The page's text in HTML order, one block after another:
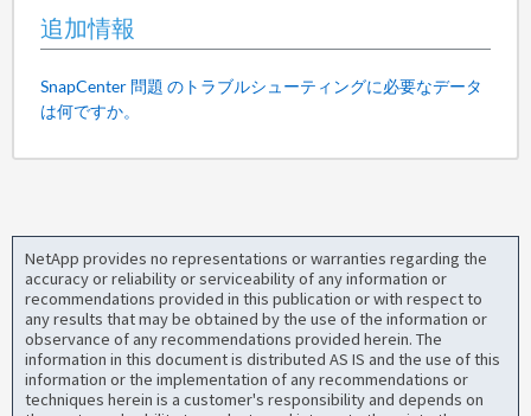
追加情報
SnapCenter 問題 のトラブルシューティングに必要なデータ
は何ですか。
NetApp provides no representations or warranties regarding the
accuracy or reliability or serviceability of any information or
recommendations provided in this publication or with respect to
any results that may be obtained by the use of the information or
observance of any recommendations provided herein. The
information in this document is distributed AS IS and the use of this
information or the implementation of any recommendations or
techniques herein is a customer's responsibility and depends on